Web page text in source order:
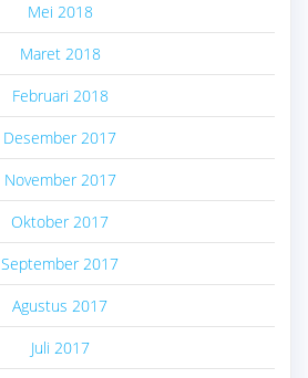
Mei 2018
Maret 2018
Februari 2018
Desember 2017
November 2017
Oktober 2017
September 2017
Agustus 2017
Juli 2017